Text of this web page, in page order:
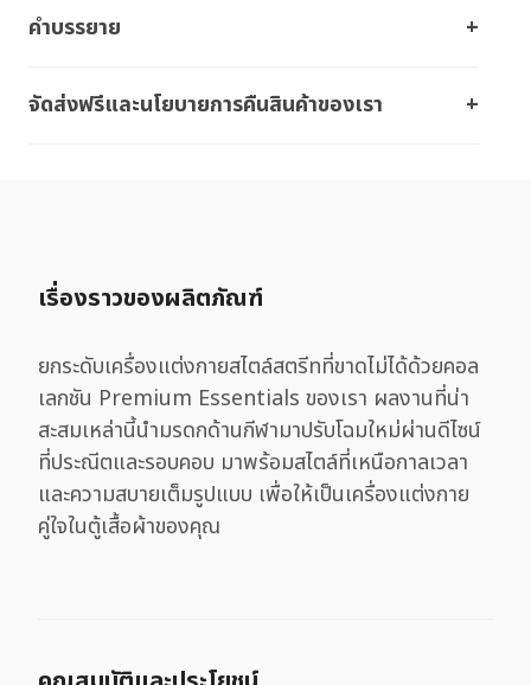
คำบรรยาย
จัดส่งฟรีและนโยบายการคืนสินค้าของเรา
เรื่องราวของผลิตภัณฑ์
ยกระดับเครื่องแต่งกายสไตล์สตรีทที่ขาดไม่ได้ด้วยคอล
เลกชัน Premium Essentials ของเรา ผลงานที่น่า
สะสมเหล่านี้นำมรดกด้านกีฬามาปรับโฉมใหม่ผ่านดีไซน์
ที่ประณีตและรอบคอบ มาพร้อมสไตล์ที่เหนือกาลเวลา
และความสบายเต็มรูปแบบ เพื่อให้เป็นเครื่องแต่งกาย
คู่ใจในตู้เสื้อผ้าของคุณ